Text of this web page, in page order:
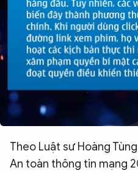
Theo Luật sư Hoàng
An toàn thông tin mạng